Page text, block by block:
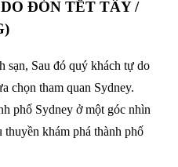
ĐÓN TẾT TÂY /
sạn, Sau đó quý khách tự do
chọn tham quan Sydney.
phố Sydney ở một góc nhìn
khám phá thành phố